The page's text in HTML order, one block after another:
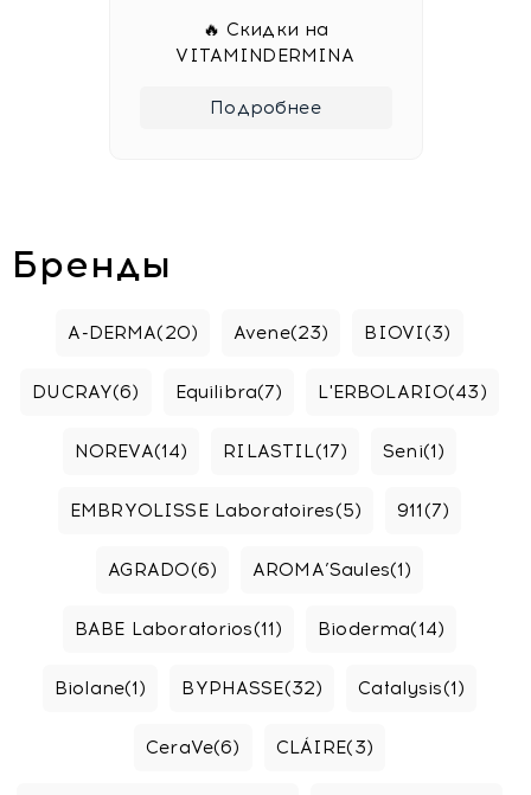
🔥 Скидки на
VITAMINDERMINA
Подробнее
Бренды
A-DERMA(20) Avene(23) BIOVI(3)
DUCRAY(6) Equilibra(7) L'ERBOLARIO(43)
NOREVA(14) RILASTIL(17) Seni(1)
EMBRYOLISSE Laboratoires(5) 911(7)
AGRADO(6) AROMA’Saules(1)
BABE Laboratorios(11) Bioderma(14)
Biolane(1) BYPHASSE(32) Catalysis(1)
CeraVe(6) CLÁIRE(3)